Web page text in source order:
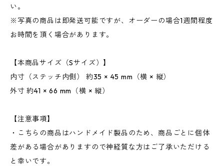
い。
※写真の商品は即発送可能ですが、オーダーの場合1週間程度
お時間を頂く場合があります。
【本商品サイズ（Sサイズ）】
内寸（ステッチ内側） 約35 × 45 mm（横 × 縦）
外寸 約41 × 66 mm（横 × 縦）
【注意事項】
・こちらの商品はハンドメイド製品のため、商品ごとに個体
差がある場合がありますので神経質な方はご了承いただける
と幸いです。